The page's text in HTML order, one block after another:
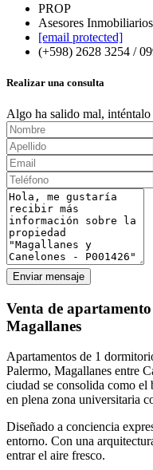
PROP
Asesores Inmobiliarios
[email protected]
(+598) 2628 3254 /
Realizar una consulta
Algo ha salido mal, inténtalo
Enviar mensaje
Venta de
Magallanes
Apartamentos de 1
Palermo, Magallanes entre
ciudad se consolida como el
en plena zona universitaria
Diseñado a conciencia
entorno. Con una
entrar el aire fresco.